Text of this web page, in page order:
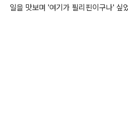
일을 맛보며 '여기가 필리핀이구나' 싶